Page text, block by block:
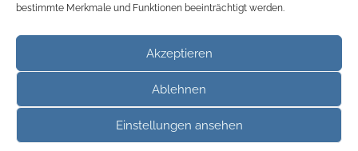
bestimmte Merkmale und Funktionen beeinträchtigt werden.
Akzeptieren
Ablehnen
Einstellungen ansehen
Chouette – Taschen & mehr
Hofstattweg 2
 info@chouette-taschen.ch
 079 710 80 05